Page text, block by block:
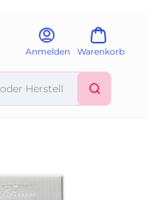
Anmelden Warenkorb